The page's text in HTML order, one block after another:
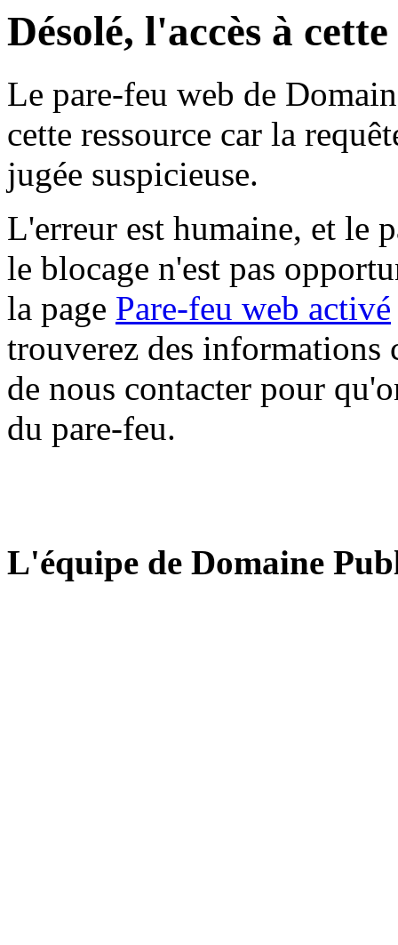
Désolé, l'accès à
Le pare-feu web de
cette ressource car la
jugée suspicieuse.
L'erreur est humaine, et le
le blocage n'est pas
la page Pare-feu web activé
trouverez des informations
de nous contacter pour
du pare-feu.
L'équipe de Domaine